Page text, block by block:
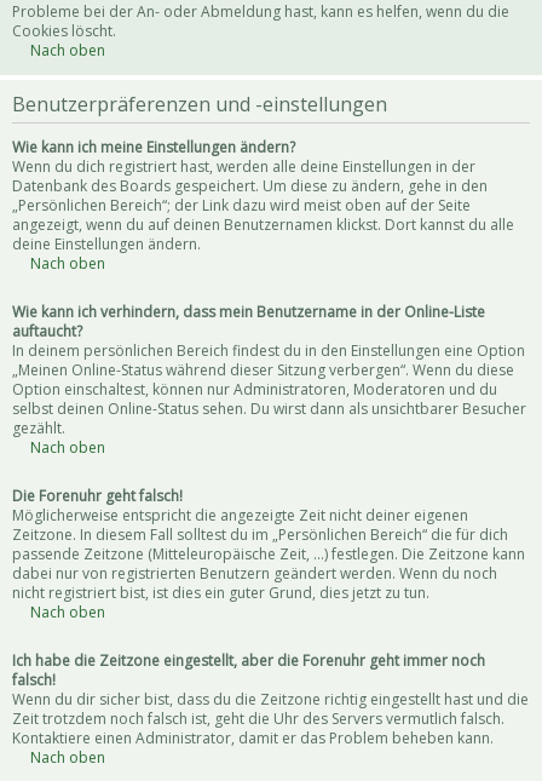
Probleme bei der An- oder Abmeldung hast, kann es helfen, wenn du die
Cookies löscht.
Nach oben
Benutzerpräferenzen und -einstellungen
Wie kann ich meine Einstellungen ändern?
Wenn du dich registriert hast, werden alle deine Einstellungen in der
Datenbank des Boards gespeichert. Um diese zu ändern, gehe in den
„Persönlichen Bereich“; der Link dazu wird meist oben auf der Seite
angezeigt, wenn du auf deinen Benutzernamen klickst. Dort kannst du alle
deine Einstellungen ändern.
Nach oben
Wie kann ich verhindern, dass mein Benutzername in der Online-Liste
auftaucht?
In deinem persönlichen Bereich findest du in den Einstellungen eine Option
„Meinen Online-Status während dieser Sitzung verbergen“. Wenn du diese
Option einschaltest, können nur Administratoren, Moderatoren und du
selbst deinen Online-Status sehen. Du wirst dann als unsichtbarer Besucher
gezählt.
Nach oben
Die Forenuhr geht falsch!
Möglicherweise entspricht die angezeigte Zeit nicht deiner eigenen
Zeitzone. In diesem Fall solltest du im „Persönlichen Bereich“ die für dich
passende Zeitzone (Mitteleuropäische Zeit, ...) festlegen. Die Zeitzone kann
dabei nur von registrierten Benutzern geändert werden. Wenn du noch
nicht registriert bist, ist dies ein guter Grund, dies jetzt zu tun.
Nach oben
Ich habe die Zeitzone eingestellt, aber die Forenuhr geht immer noch
falsch!
Wenn du dir sicher bist, dass du die Zeitzone richtig eingestellt hast und die
Zeit trotzdem noch falsch ist, geht die Uhr des Servers vermutlich falsch.
Kontaktiere einen Administrator, damit er das Problem beheben kann.
Nach oben